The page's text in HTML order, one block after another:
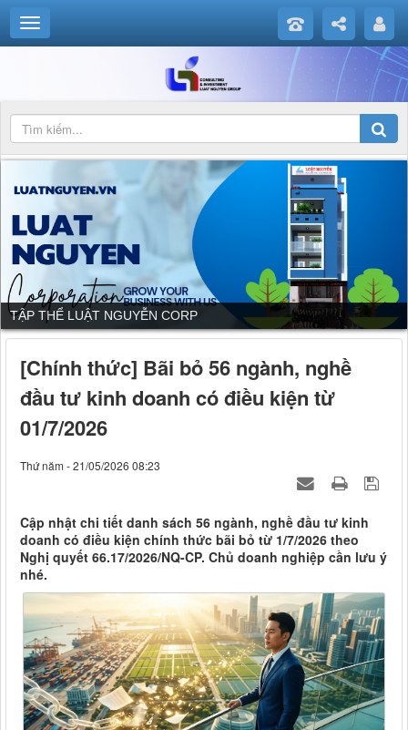
DỊCH VỤ CỦA LUẬT NGUYỄN CORP
[Chính thức] Bãi bỏ 56 ngành, nghề
đầu tư kinh doanh có điều kiện từ
01/7/2026
Thứ năm - 21/05/2026 08:23
Cập nhật chi tiết danh sách 56 ngành, nghề đầu tư kinh
doanh có điều kiện chính thức bãi bỏ từ 1/7/2026 theo
Nghị quyết 66.17/2026/NQ-CP. Chủ doanh nghiệp cần lưu ý
nhé.